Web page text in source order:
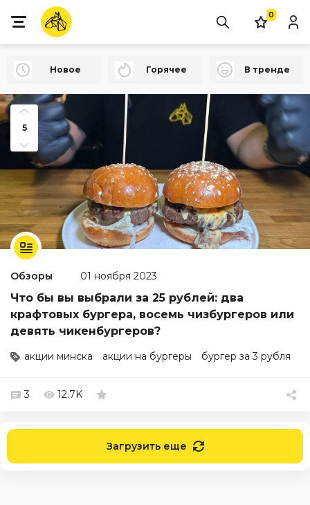
0
Новое Горячее В тренде
5
Обзоры 01 ноября 2023
Что бы вы выбрали за 25 рублей: два
крафтовых бургера, восемь чизбургеров или
девять чикенбургеров?
акции минска акции на бургеры бургер за 3 рубля
3 12.7K
Загрузить еще